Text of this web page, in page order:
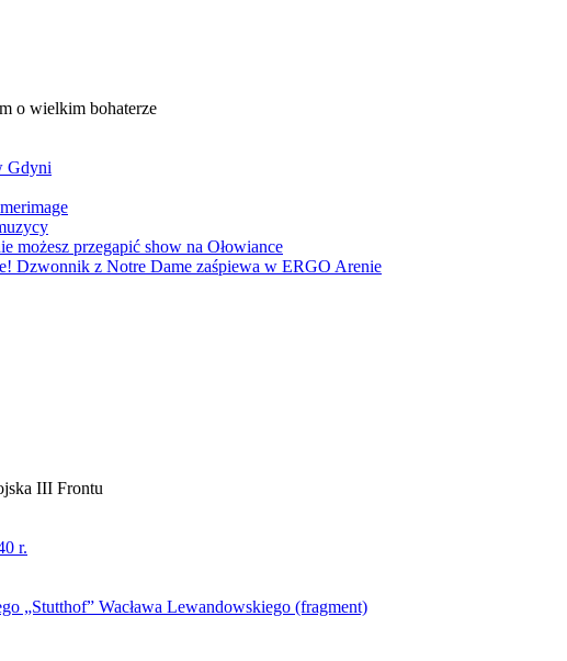
o wielkim bohaterze
Gdyni
możesz przegapić show na Ołowiance
Dzwonnik z Notre Dame zaśpiewa w ERGO Arenie
III Frontu
r.
„Stutthof” Wacława Lewandowskiego (fragment)